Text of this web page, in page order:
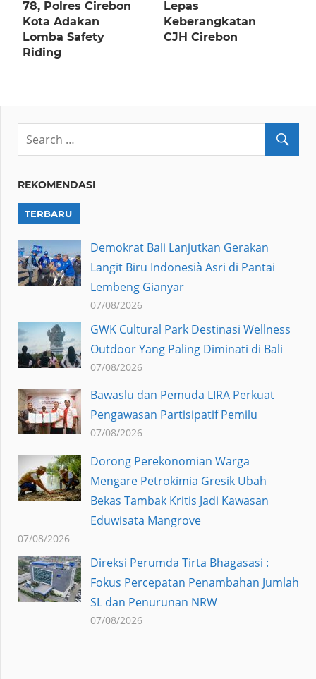
78, Polres Cirebon
Kota Adakan
Lomba Safety
Riding
Lepas
Keberangkatan
CJH Cirebon
REKOMENDASI
TERBARU
Demokrat Bali Lanjutkan Gerakan
Langit Biru Indonesià Asri di Pantai
Lembeng Gianyar
07/08/2026
GWK Cultural Park Destinasi Wellness
Outdoor Yang Paling Diminati di Bali
07/08/2026
Bawaslu dan Pemuda LIRA Perkuat
Pengawasan Partisipatif Pemilu
07/08/2026
Dorong Perekonomian Warga
Mengare Petrokimia Gresik Ubah
Bekas Tambak Kritis Jadi Kawasan
Eduwisata Mangrove
07/08/2026
Direksi Perumda Tirta Bhagasasi :
Fokus Percepatan Penambahan Jumlah
SL dan Penurunan NRW
07/08/2026